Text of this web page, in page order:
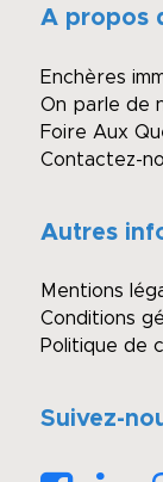
A propos
Enchères
On parle de
Foire Aux
Contactez-
Autres
Mentions
Conditions
Politique de
Suivez-